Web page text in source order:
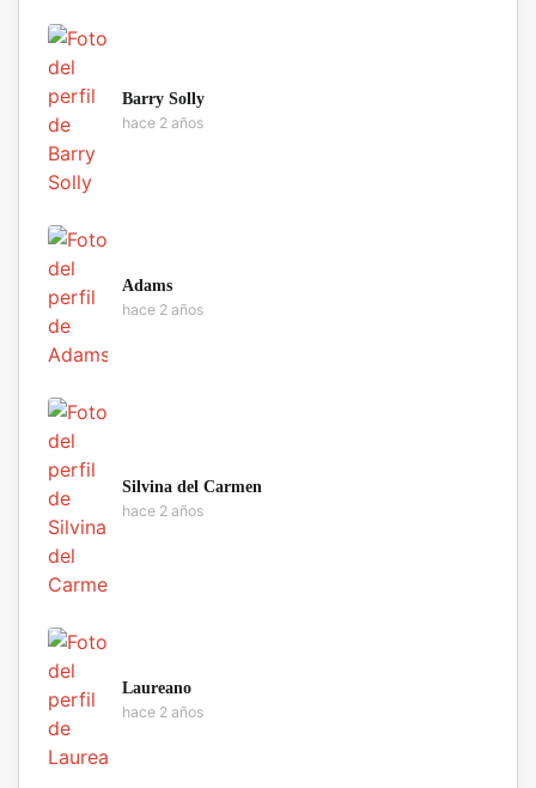
Barry Solly
hace 2 años
Adams
hace 2 años
Silvina del Carmen
hace 2 años
Laureano
hace 2 años